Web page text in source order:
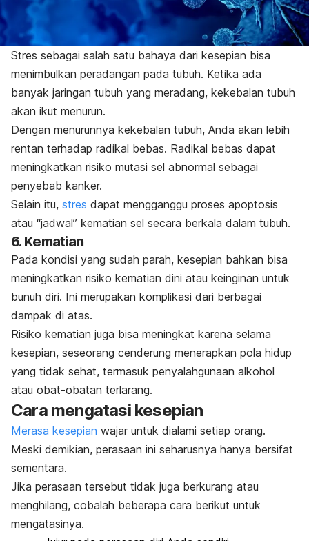
Stres sebagai salah satu bahaya dari kesepian bisa
menimbulkan peradangan pada tubuh. Ketika ada
banyak jaringan tubuh yang meradang, kekebalan tubuh
akan ikut menurun.
Dengan menurunnya kekebalan tubuh, Anda akan lebih
rentan terhadap radikal bebas. Radikal bebas dapat
meningkatkan risiko mutasi sel abnormal sebagai
penyebab kanker.
Selain itu, stres dapat mengganggu proses apoptosis
atau “jadwal” kematian sel secara berkala dalam tubuh.
6. Kematian
Pada kondisi yang sudah parah, kesepian bahkan bisa
meningkatkan risiko kematian dini atau keinginan untuk
bunuh diri. Ini merupakan komplikasi dari berbagai
dampak di atas.
Risiko kematian juga bisa meningkat karena selama
kesepian, seseorang cenderung menerapkan pola hidup
yang tidak sehat, termasuk penyalahgunaan alkohol
atau obat-obatan terlarang.
Cara mengatasi kesepian
Merasa kesepian wajar untuk dialami setiap orang.
Meski demikian, perasaan ini seharusnya hanya bersifat
sementara.
Jika perasaan tersebut tidak juga berkurang atau
menghilang, cobalah beberapa cara berikut untuk
mengatasinya.